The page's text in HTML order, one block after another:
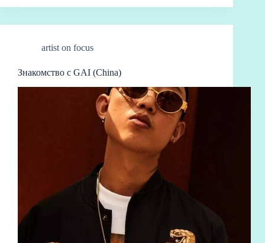
artist on focus
Знакомство с GAI (China)